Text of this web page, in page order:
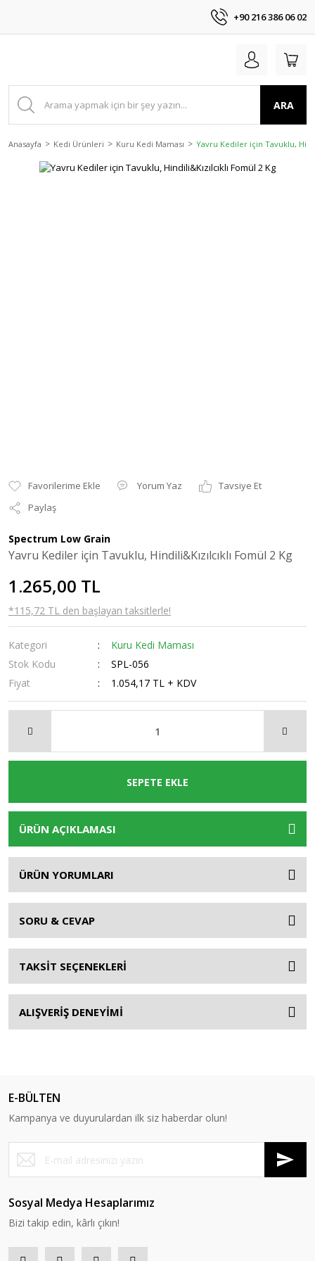
+90 216 386 06 02
ARA
Anasayfa Kedi Ürünleri Kuru Kedi Maması Yavru Kediler için Tavuklu,
Yorum Yaz
Tavsiye Et
Paylaş
Spectrum Low Grain
Yavru Kediler için Tavuklu, Hindili&Kızılcıklı Fomül 2 Kg
1.265,00 TL
*115,72 TL den başlayan taksitlerle!
Kategori
Kuru Kedi Maması
Stok Kodu
SPL-056
Fiyat
1.054,17 TL + KDV
SEPETE EKLE
ÜRÜN AÇIKLAMASI
ÜRÜN YORUMLARI
SORU & CEVAP
TAKSİT SEÇENEKLERİ
ALIŞVERİŞ DENEYİMİ
E-BÜLTEN
Kampanya ve duyurulardan ilk siz haberdar olun!
Sosyal Medya Hesaplarımız
Bizi takip edin, kârlı çıkın!